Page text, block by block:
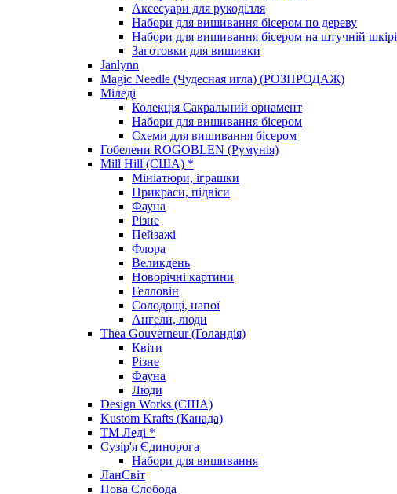
Аксесуари для рукоділля
Набори для вишивання бісером по дереву
Набори для вишивання бісером на штучній шкірі
Заготовки для вишивки
Janlynn
Magic Needle (Чудесная игла) (РОЗПРОДАЖ)
Міледі
Колекція Сакральний орнамент
Набори для вишивання бісером
Схеми для вишивання бісером
Гобелени ROGOBLEN (Румунія)
Mill Hill (США) *
Мініатюри, іграшки
Прикраси, підвіси
Фауна
Різне
Пейзажі
Флора
Великдень
Новорічні картини
Гелловін
Солодощі, напої
Ангели, люди
Thea Gouverneur (Голандія)
Квіти
Різне
Фауна
Люди
Design Works (США)
Kustom Krafts (Канада)
ТМ Леді *
Сузір'я Єдинорога
Набори для вишивання
ЛанСвіт
Нова Слобода